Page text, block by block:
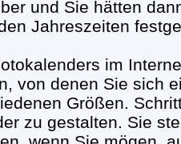
und Sie hätten
Jahreszeiten
im
von denen Sie sich
Größen.
zu gestalten. Sie